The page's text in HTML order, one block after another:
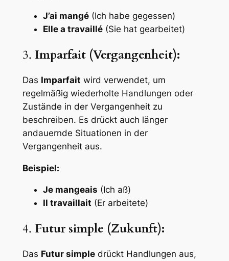
J’ai mangé(Ich habe gegessen)
Elle a travaillé(Sie hat gearbeitet)
3. Imparfait (Vergangenheit):
Das Imparfait wird verwendet, um
regelmäßig wiederholte Handlungen oder
Zustände in der Vergangenheit zu
beschreiben. Es drückt auch länger
andauernde Situationen in der
Vergangenheit aus.
Beispiel:
Je mangeais (Ich aß)
Il travaillait (Er arbeitete)
4. Futur simple (Zukunft):
Das Futur simpledrückt Handlungen aus,